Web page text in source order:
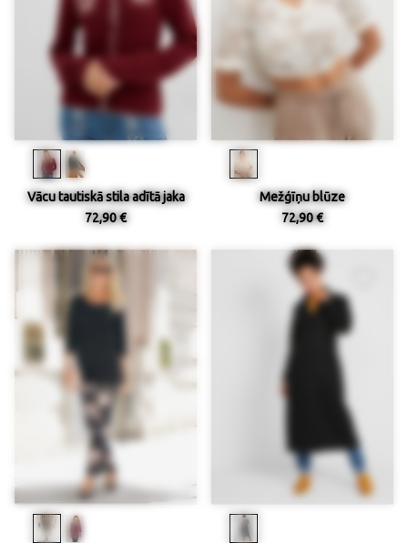
Vācu tautiskā stila adītā jaka
72,90 €
Mežģīņu blūze
72,90 €